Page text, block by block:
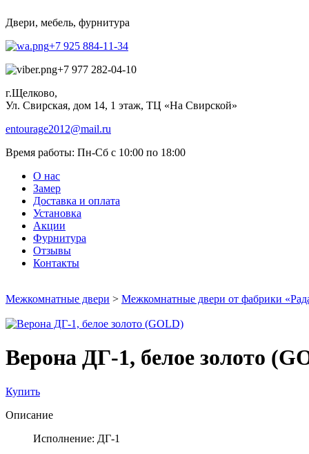
Двери, мебель, фурнитура
+7 925 884-11-34
+7 977 282-04-10
г.Щелково,
Ул. Свирская, дом 14, 1 этаж, ТЦ «На Свирской»
entourage2012@mail.ru
Время работы: Пн-Сб с 10:00 по 18:00
О нас
Замер
Доставка и оплата
Установка
Акции
Фурнитура
Отзывы
Контакты
Межкомнатные двери > Межкомнатные двери от фабрики
Верона ДГ-1, белое золото
Купить
Описание
Исполнение: ДГ-1